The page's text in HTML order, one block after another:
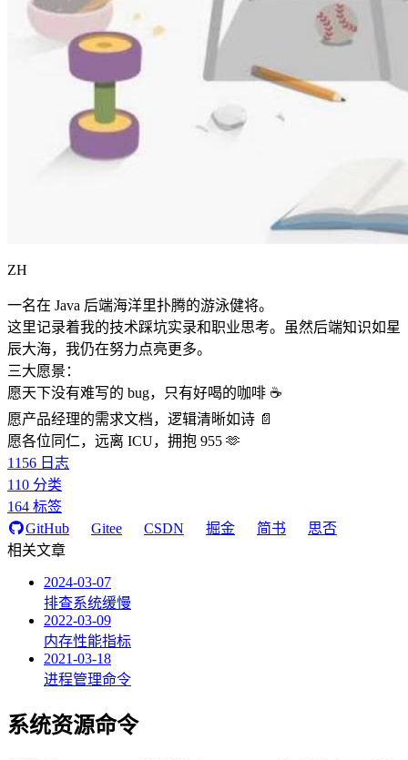
ZH
一名在 Java 后端海洋里扑腾的游泳健将。
这里记录着我的技术踩坑实录和职业思考。虽然后端知识如星
辰大海，我仍在努力点亮更多。
三大愿景：
愿天下没有难写的 bug，只有好喝的咖啡 ☕️
愿产品经理的需求文档，逻辑清晰如诗 📄
愿各位同仁，远离 ICU，拥抱 955 🫶
1156 日志
110 分类
164 标签
GitHub
Gitee CSDN 掘金 简书
思否
相关文章
2024-03-07
排查系统缓慢
2022-03-09
内存性能指标
2021-03-18
进程管理命令
系统资源命令